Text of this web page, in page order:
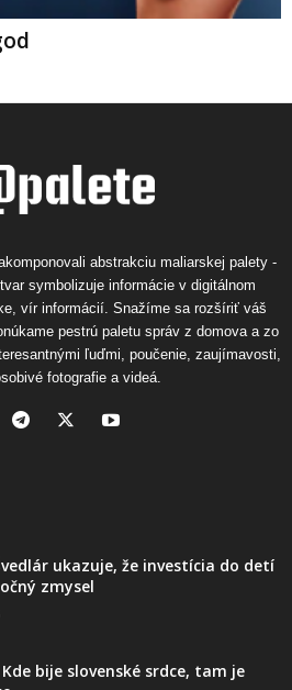
abstrakciu maliarskej palety -
symbolizuje informácie v digitálnom
vír informácií. Snažíme sa rozšíriť váš
pestrú paletu správ z domova a zo
ľuďmi, poučenie, zaujímavosti,
fotografie a videá.
ukazuje, že investícia do detí
zmysel
bije slovenské srdce, tam je